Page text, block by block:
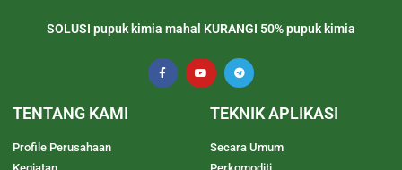
SOLUSI pupuk kimia mahal KURANGI 50% pupuk kimia
TENTANG KAMI
Profile Perusahaan
TEKNIK APLIKASI
Secara Umum